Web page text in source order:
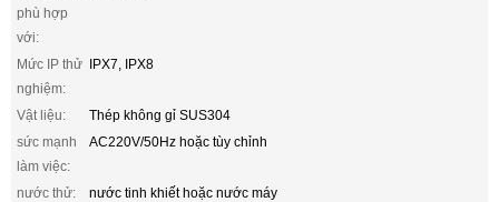
phù hợp
với:
Mức IP thử
nghiệm:
IPX7, IPX8
Vật liệu:
Thép không gỉ SUS304
sức mạnh
làm việc:
AC220V/50Hz hoặc tùy chỉnh
nước thử:
nước tinh khiết hoặc nước máy